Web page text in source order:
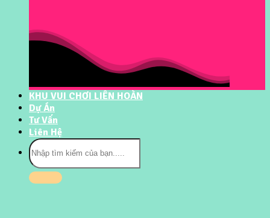
KHU VUI CHƠI LIÊN HOÀN
Dự Án
Tư Vấn
Liên Hệ
Tìm
kiếm: